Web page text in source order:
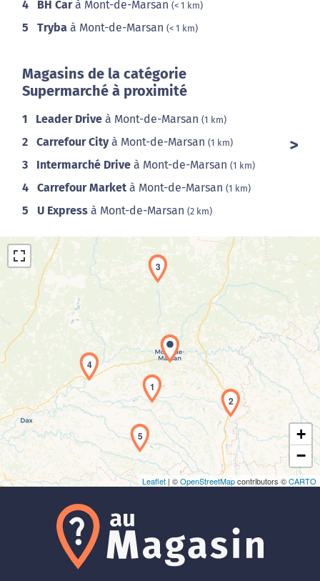
4 BH Carà Mont-de-Marsan (< 1 km)
5 Tryba à Mont-de-Marsan (< 1 km)
Magasins de la catégorie
Supermarché à proximité
1 Leader Drive à Mont-de-Marsan (1 km)
2 Carrefour Cityà Mont-de-Marsan (1 km)
3 Intermarché Drive à Mont-de-Marsan (1 km)
4 Carrefour Market à Mont-de-Marsan (1 km)
5 U Express à Mont-de-Marsan (2 km)
Chargement de la carte en cours...
1
2
3
4
5
+
−
Leaflet | ©OpenStreetMapcontributors ©CARTO